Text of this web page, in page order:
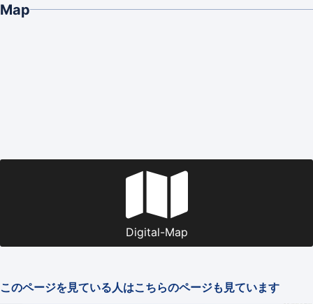
Map
Digital-Map
このページを見ている人はこちらのページも見ています